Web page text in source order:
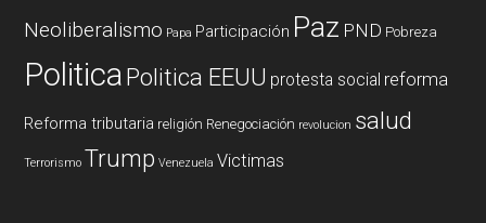
Neoliberalismo Papa Participación Paz PND Pobreza
PoliticaPolitica EEUU protesta social reforma
Reforma tributaria religión Renegociación revolucion salud
Terrorismo Trump Venezuela Victimas